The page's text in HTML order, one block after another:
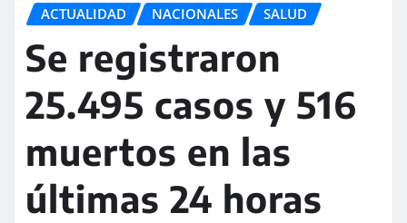
ACTUALIDAD NACIONALES SALUD
Se registraron
25.495 casos y 516
muertos en las
últimas 24 horas